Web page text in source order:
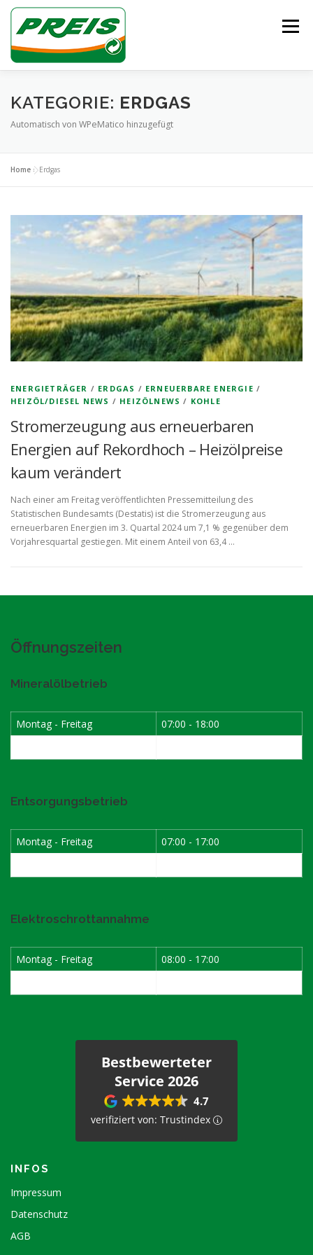
Zum
springen
Menü
ÜBER UNS HEIZÖL/DIESEL ENTSORGUNG
KATEGORIE: ERDGAS
Automatisch von WPeMatico hinzugefügt
Home »Erdgas
ENERGIETRÄGER / ERDGAS / ERNEUERBARE ENERGIE /
HEIZÖL/DIESEL NEWS / HEIZÖLNEWS / KOHLE
Stromerzeugung aus erneuerbaren
Energien auf Rekordhoch – Heizölpreise
kaum verändert
Nach einer am Freitag veröffentlichten Pressemitteilung des
Statistischen Bundesamts (Destatis) ist die Stromerzeugung aus
erneuerbaren Energien im 3. Quartal 2024 um 7,1 % gegenüber dem
Vorjahresquartal gestiegen. Mit einem Anteil von 63,4 …
Öffnungszeiten
Mineralölbetrieb
Montag - Freitag
07:00 - 18:00
Entsorgungsbetrieb
Montag - Freitag
07:00 - 17:00
Elektroschrottannahme
Montag - Freitag
08:00 - 17:00
Bestbewerteter
Service 2026
4.7
verifiziert von: Trustindex
INFOS
Impressum
Datenschutz
AGB